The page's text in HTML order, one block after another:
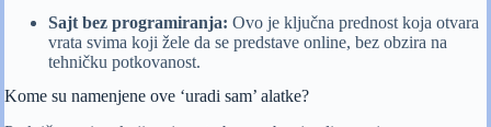
Sajt bez programiranja: Ovo je ključna prednost koja otvara
vrata svima koji žele da se predstave online, bez obzira na
tehničku potkovanost.
Kome su namenjene ove ‘uradi sam’ alatke?